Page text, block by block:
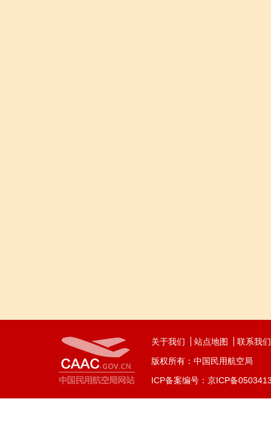
关于我们 站点地图
联系我们
版权所有：中国民用航空局
ICP备案编号：京ICP备